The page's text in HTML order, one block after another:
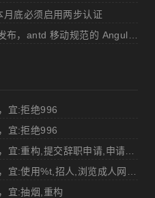
底必须启用两步认证
宜:拒绝996
宜:拒绝996
宜:抽烟,重构